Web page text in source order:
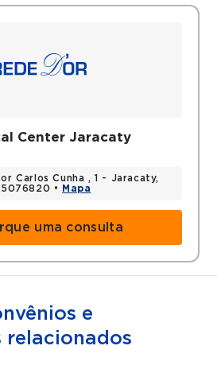
Center Jaracaty
Carlos Cunha , 1 - Jaracaty,
•
Mapa
uma consulta
e
relacionados